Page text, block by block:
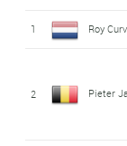
1 Roy
2 Pieter